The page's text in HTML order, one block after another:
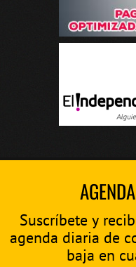
Suscríbete y
agenda diaria de
baja en